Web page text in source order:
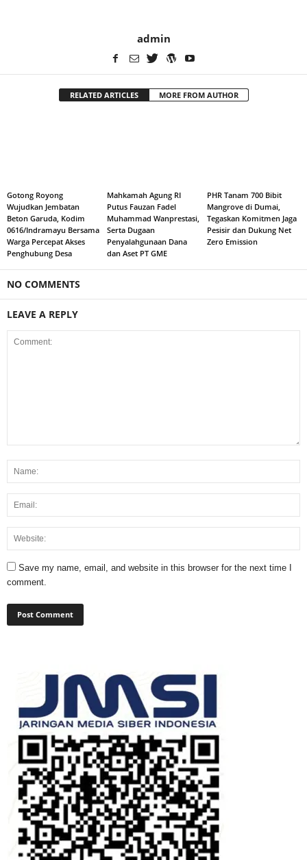
admin
RELATED ARTICLES MORE FROM AUTHOR
Gotong Royong
Wujudkan Jembatan
Beton Garuda, Kodim
0616/Indramayu Bersama
Warga Percepat Akses
Penghubung Desa
Mahkamah Agung RI
Putus Fauzan Fadel
Muhammad Wanprestasi,
Serta Dugaan
Penyalahgunaan Dana
dan Aset PT GME
PHR Tanam 700 Bibit
Mangrove di Dumai,
Tegaskan Komitmen Jaga
Pesisir dan Dukung Net
Zero Emission
NO COMMENTS
LEAVE A REPLY
Save my name, email, and website in this browser for the next time I
comment.